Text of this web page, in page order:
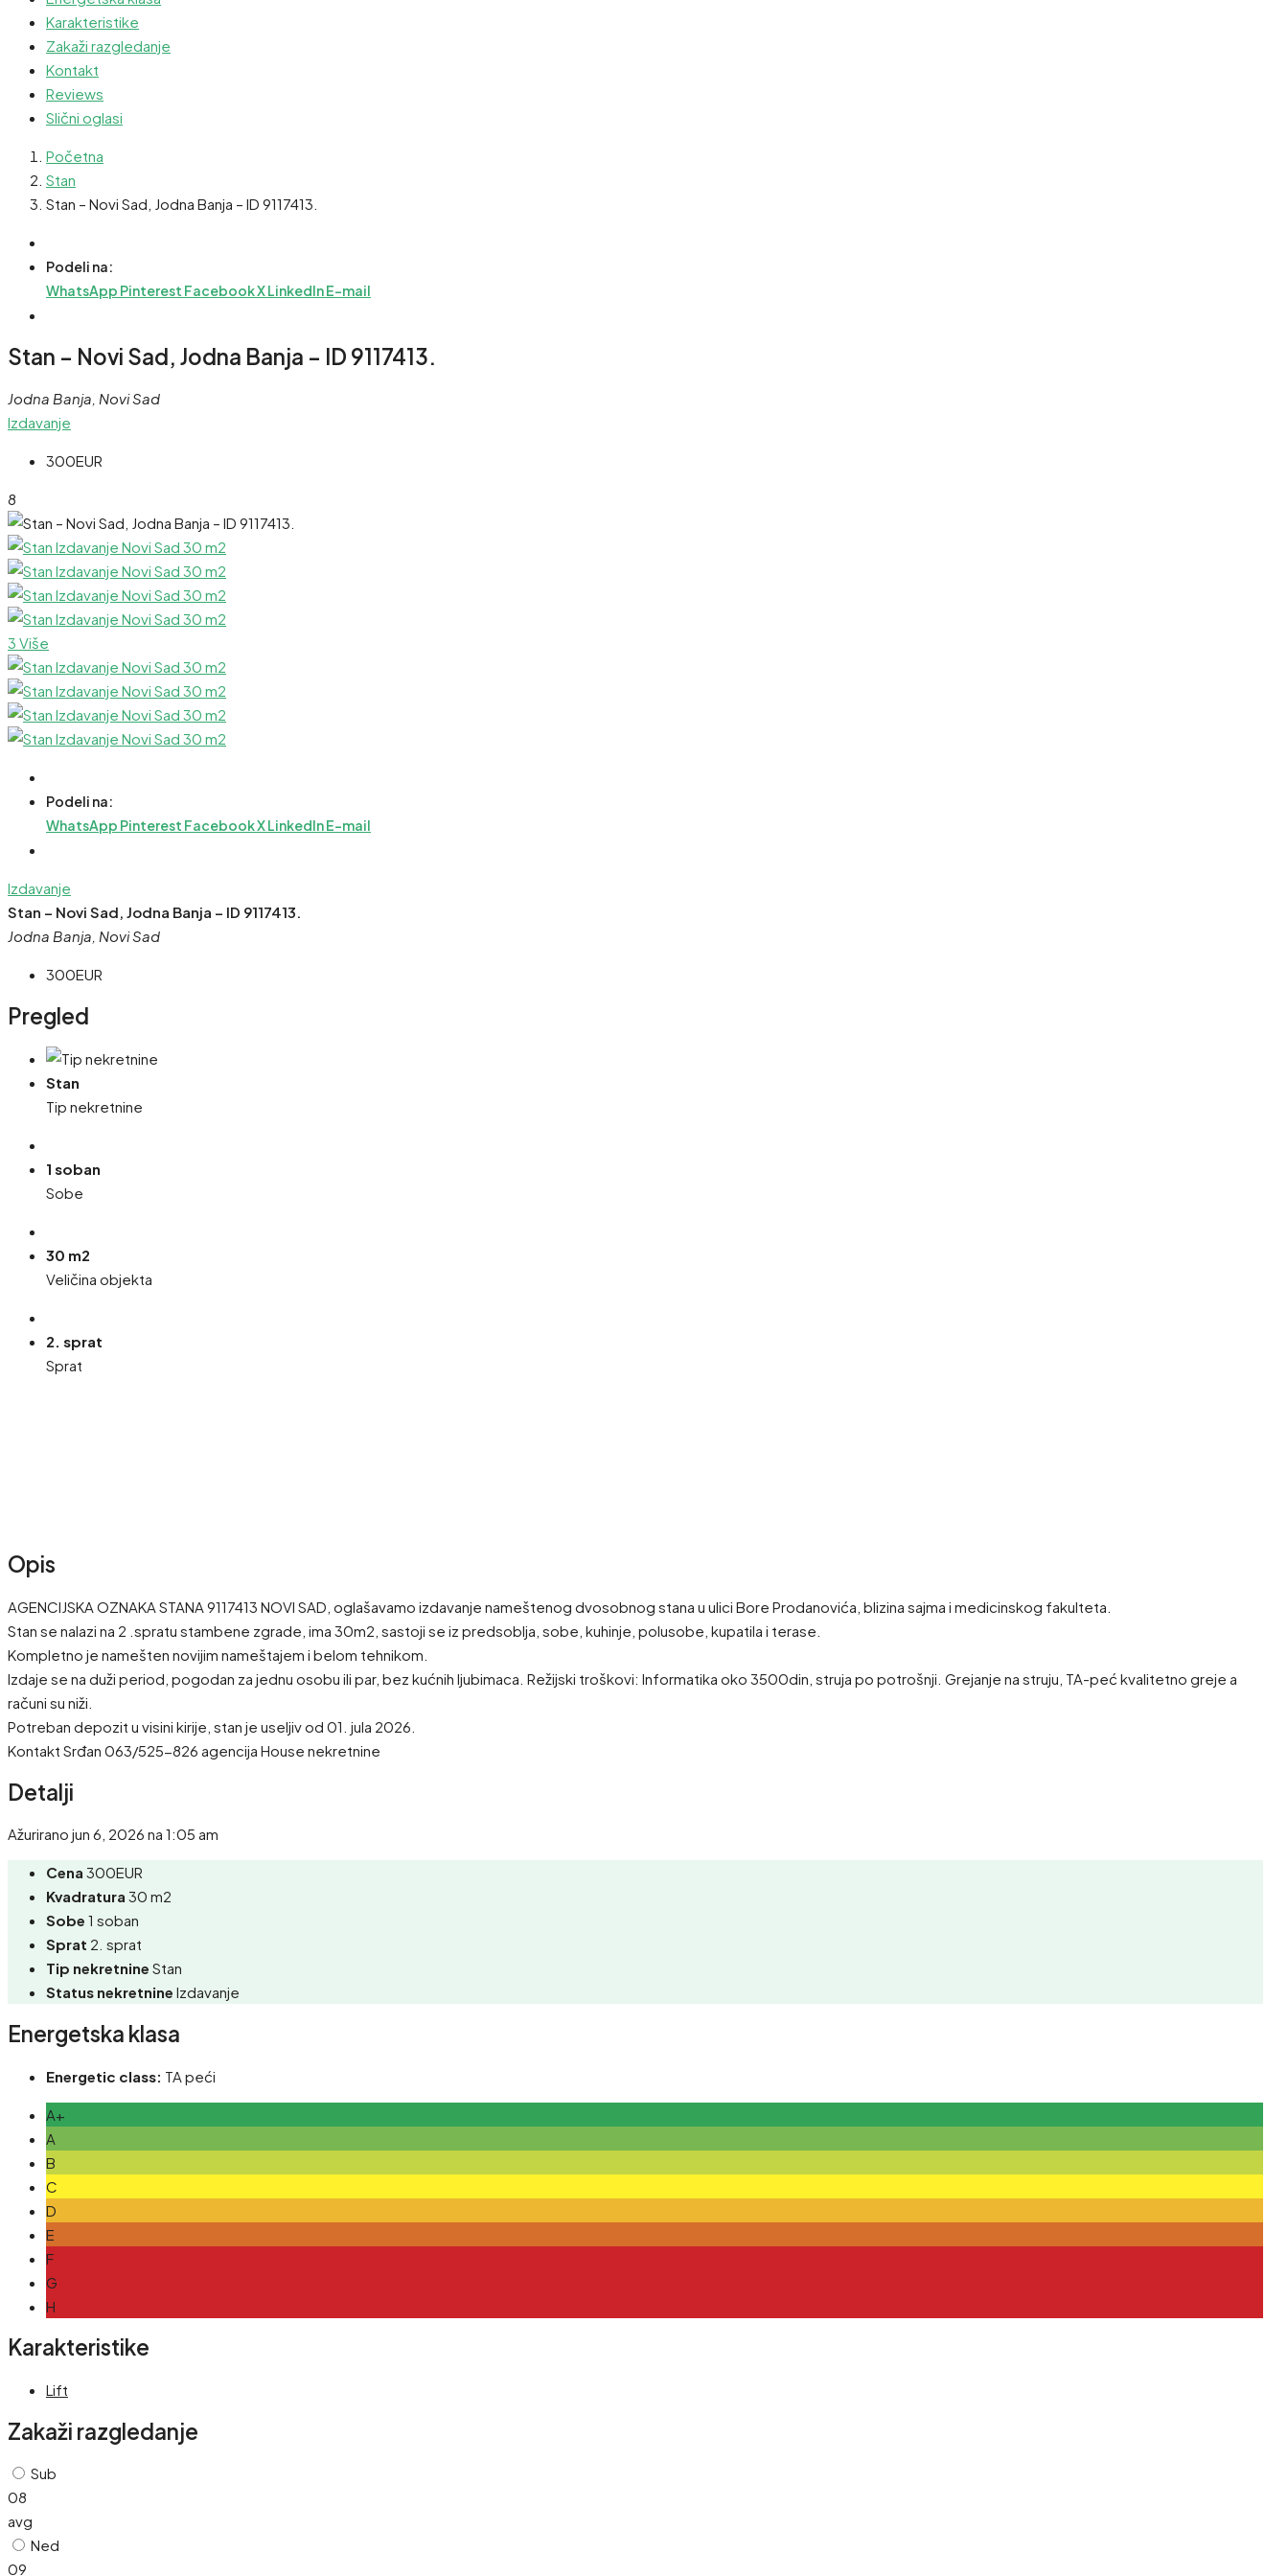
Karakteristike
Zakaži razgledanje
Kontakt
Reviews
Slični oglasi
Početna
Stan
Stan – Novi Sad, Jodna Banja – ID 9117413.
Podeli na:
WhatsApp Pinterest FacebookXLinkedInE-mail
Stan – Novi Sad, Jodna Banja – ID 9117413.
Jodna Banja, Novi Sad
Izdavanje
300EUR
8
3 Više
Podeli na:
WhatsApp Pinterest FacebookXLinkedInE-mail
Izdavanje
Stan – Novi Sad, Jodna Banja – ID 9117413.
Jodna Banja, Novi Sad
300EUR
Pregled
Stan
Tip nekretnine
1 soban
Sobe
30 m2
Veličina objekta
2. sprat
Sprat
Opis
AGENCIJSKA OZNAKA STANA 9117413 NOVI SAD, oglašavamo izdavanje nameštenog dvosobnog stana u ulici Bore Prodanovića, blizina sajma i medicinskog fakulteta.
Stan se nalazi na 2 .spratu stambene zgrade, ima 30m2, sastoji se iz predsoblja, sobe, kuhinje, polusobe, kupatila i terase.
Kompletno je namešten novijim nameštajem i belom tehnikom.
Izdaje se na duži period, pogodan za jednu osobu ili par, bez kućnih ljubimaca. Režijski troškovi: Informatika oko 3500din, struja po potrošnji. Grejanje na struju, TA-peć kvalitetno greje a
računi su niži.
Potreban depozit u visini kirije, stan je useljiv od 01. jula 2026.
Kontakt Srđan 063/525-826 agencija House nekretnine
Detalji
Ažurirano jun 6, 2026 na 1:05 am
Cena 300EUR
Kvadratura 30 m2
Sobe 1 soban
Sprat 2. sprat
Tip nekretnine Stan
Status nekretnine Izdavanje
Energetska klasa
Energetic class: TA peći
A+
A
B
C
D
E
F
G
H
Karakteristike
Lift
Zakaži razgledanje
Sub
08
avg
Ned
09